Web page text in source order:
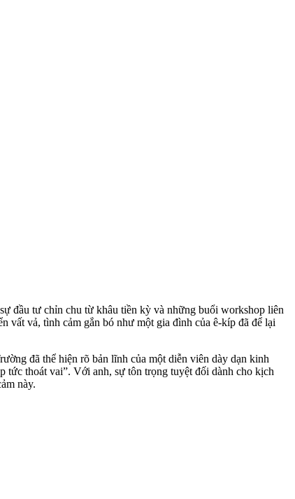
đầu tư chỉn chu từ khâu tiền kỳ và những buổi workshop liên
vất vả, tình cảm gắn bó như một gia đình của ê-kíp đã để lại
đã thể hiện rõ bản lĩnh của một diễn viên dày dạn kinh
tức thoát vai”. Với anh, sự tôn trọng tuyệt đối dành cho kịch
này.